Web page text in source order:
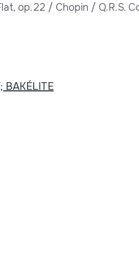
op.22 / Chopin / Q.R.S.
BAKÉLITE